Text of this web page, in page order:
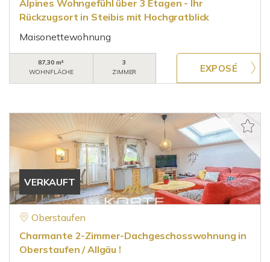
Alpines Wohngefühl über 3 Etagen - Ihr
Rückzugsort in Steibis mit Hochgratblick
Maisonettewohnung
87,30 m²
WOHNFLÄCHE
3
ZIMMER
VERKAUFT
Oberstaufen
Charmante 2-Zimmer-Dachgeschosswohnung in
Oberstaufen / Allgäu !